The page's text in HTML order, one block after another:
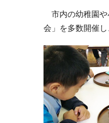
市内の幼稚園や
会」を多数開催し